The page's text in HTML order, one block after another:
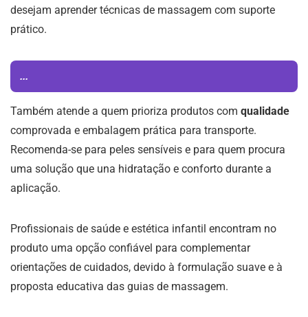
desejam aprender técnicas de massagem com suporte
prático.
...
Também atende a quem prioriza produtos com qualidade
comprovada e embalagem prática para transporte.
Recomenda-se para peles sensíveis e para quem procura
uma solução que una hidratação e conforto durante a
aplicação.
Profissionais de saúde e estética infantil encontram no
produto uma opção confiável para complementar
orientações de cuidados, devido à formulação suave e à
proposta educativa das guias de massagem.